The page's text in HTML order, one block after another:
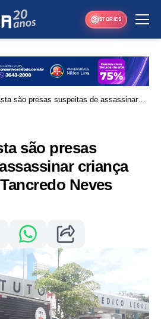
STORIES
são presas suspeitas de assassinar
são presas
criança
Neves